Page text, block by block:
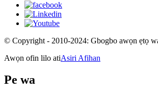
© Copyright - 2010-2024: Gbogbo awọn ẹtọ
Awọn ofin lilo atiAsiri Afihan
Pe wa